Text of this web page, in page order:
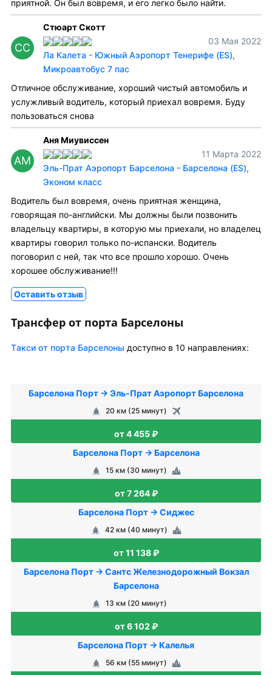
приятной. Он был вовремя, и его легко было найти.
СС
Стюарт Скотт
03 Мая 2022
Ла Калета - Южный Аэропорт Тенерифе (ES),
Микроавтобус 7 пас
Отличное обслуживание, хороший чистый автомобиль и
услужливый водитель, который приехал вовремя. Буду
пользоваться снова
АМ
Аня Миувиссен
11 Марта 2022
Эль-Прат Аэропорт Барселона - Барселона (ES),
Эконом класс
Водитель был вовремя, очень приятная женщина,
говорящая по-английски. Мы должны были позвонить
владельцу квартиры, в которую мы приехали, но владелец
квартиры говорил только по-испански. Водитель
поговорил с ней, так что все прошло хорошо. Очень
хорошее обслуживание!!!
Оставить отзыв
Трансфер от порта Барселоны
Tакси от порта Барселоны доступно в 10 направлениях:
Барселона Порт → Эль-Прат Аэропорт Барселона
20 км (25 минут)
от 4 455 ₽
Барселона Порт → Барселона
15 км (30 минут)
от 7 264 ₽
Барселона Порт → Сиджес
42 км (40 минут)
от 11 138 ₽
Барселона Порт → Сантс Железнодорожный Вокзал
Барселона
13 км (20 минут)
от 6 102 ₽
Барселона Порт → Калелья
56 км (55 минут)